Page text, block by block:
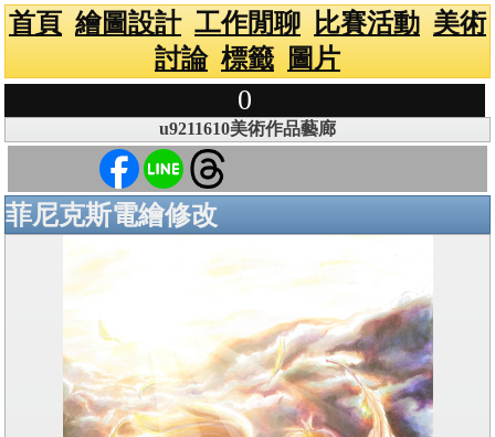
首頁 繪圖設計 工作閒聊 比賽活動 美術
討論 標籤 圖片
0
u9211610美術作品藝廊
菲尼克斯電繪修改